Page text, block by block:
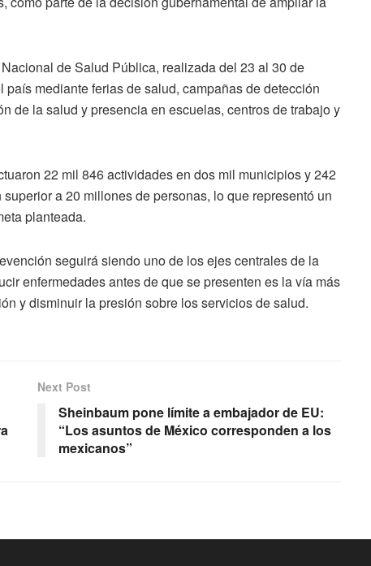
de Salud Pública, realizada del 23 al 30 de
mediante ferias de salud, campañas de detección
de la salud y presencia en escuelas, centros de trabajo y
22 mil 846 actividades en dos mil municipios y 242
a 20 millones de personas, lo que representó un
planteada.
seguirá siendo uno de los ejes centrales de la
enfermedades antes de que se presenten es la vía más
y disminuir la presión sobre los servicios de salud.
Next Post
Sheinbaum pone límite a embajador de EU:
“Los asuntos de México corresponden a los
mexicanos”